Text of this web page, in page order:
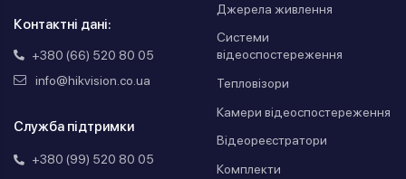
Контактні дані:
+380 (66) 520 80 05
info@hikvision.co.ua
Служба підтримки
+380 (99) 520 80 05
Джерела живлення
Системи
відеоспостереження
Тепловізори
Камери відеоспостереження
Відеореєстратори
Комплекти